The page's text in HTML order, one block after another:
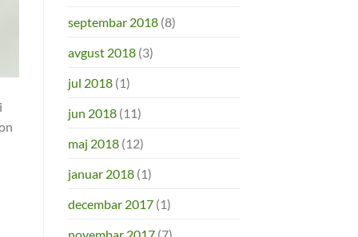
septembar 2018(8)
avgust 2018(3)
jul 2018(1)
jun 2018(11)
maj 2018(12)
januar 2018(1)
decembar 2017(1)
novembar 2017(7)